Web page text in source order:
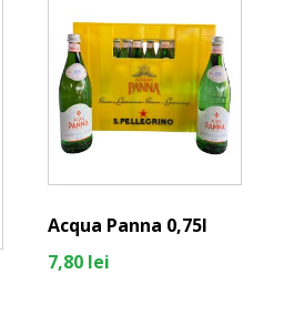
Acqua Panna 0,75l
7,80 lei